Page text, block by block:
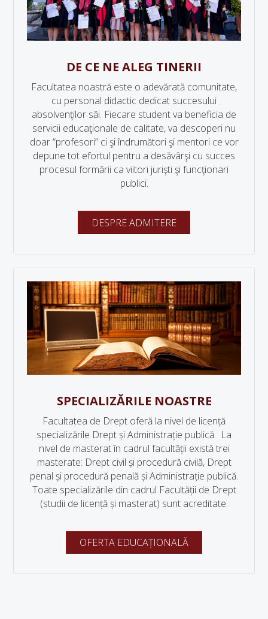
DE CE NE ALEG TINERII
Facultatea noastră este o adevărată comunitate,
cu personal didactic dedicat succesului
absolvenţilor săi. Fiecare student va beneficia de
servicii educaţionale de calitate, va descoperi nu
doar “profesori” ci şi îndrumători şi mentori ce vor
depune tot efortul pentru a desăvârşi cu succes
procesul formării ca viitori jurişti şi funcţionari
publici.
DESPRE ADMITERE
SPECIALIZĂRILE NOASTRE
Facultatea de Drept oferă la nivel de licență
specializările Drept și Administrație publică. La
nivel de masterat în cadrul facultății există trei
masterate: Drept civil și procedură civilă, Drept
penal și procedură penală și Administrație publică.
Toate specializările din cadrul Facultății de Drept
(studii de licență și masterat) sunt acreditate.
OFERTA EDUCAȚIONALĂ